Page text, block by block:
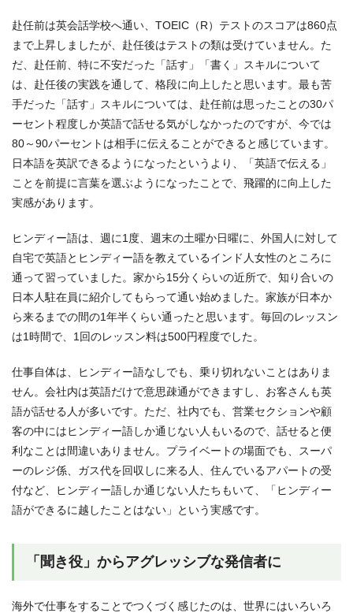
赴任前は英会話学校へ通い、TOEIC（R）テストのスコアは860点
まで上昇しましたが、赴任後はテストの類は受けていません。た
だ、赴任前、特に不安だった「話す」「書く」スキルについて
は、赴任後の実践を通して、格段に向上したと思います。最も苦
手だった「話す」スキルについては、赴任前は思ったことの30パ
ーセント程度しか英語で話せる気がしなかったのですが、今では
80～90パーセントは相手に伝えることができると感じています。
日本語を英訳できるようになったというより、「英語で伝える」
ことを前提に言葉を選ぶようになったことで、飛躍的に向上した
実感があります。
ヒンディー語は、週に1度、週末の土曜か日曜に、外国人に対して
自宅で英語とヒンディー語を教えているインド人女性のところに
通って習っていました。家から15分くらいの近所で、知り合いの
日本人駐在員に紹介してもらって通い始めました。家族が日本か
ら来るまでの間の1年半くらい通ったと思います。毎回のレッスン
は1時間で、1回のレッスン料は500円程度でした。
仕事自体は、ヒンディー語なしでも、乗り切れないことはありま
せん。会社内は英語だけで意思疎通ができますし、お客さんも英
語が話せる人が多いです。ただ、社内でも、営業セクションや顧
客の中にはヒンディー語しか通じない人もいるので、話せると便
利なことは間違いありません。プライベートの場面でも、スーパ
ーのレジ係、ガス代を回収しに来る人、住んでいるアパートの受
付など、ヒンディー語しか通じない人たちもいて、「ヒンディー
語ができるに越したことはない」という実感です。
「聞き役」からアグレッシブな発信者に
海外で仕事をすることでつくづく感じたのは、世界にはいろいろ